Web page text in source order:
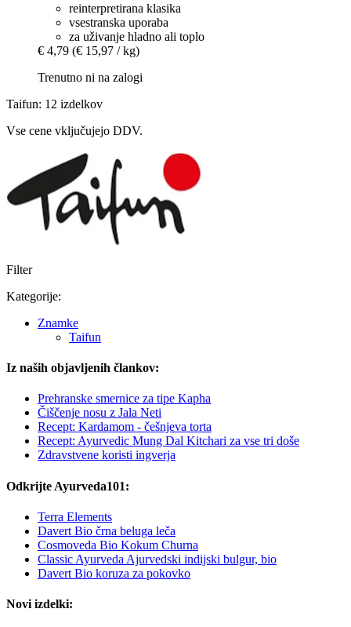
reinterpretirana klasika
vsestranska uporaba
za uživanje hladno ali toplo
€ 4,79 (€ 15,97 / kg)
Trenutno ni na zalogi
Taifun: 12 izdelkov
Vse cene vključujejo DDV.
Filter
Kategorije:
Znamke
Taifun
Iz naših objavljenih člankov:
Prehranske smernice za tipe Kapha
Čiščenje nosu z Jala Neti
Recept: Kardamom - češnjeva torta
Recept: Ayurvedic Mung Dal Kitchari za vse tri doše
Zdravstvene koristi ingverja
Odkrijte Ayurveda101:
Terra Elements
Davert Bio črna beluga leča
Cosmoveda Bio Kokum Churna
Classic Ayurveda Ajurvedski indijski bulgur, bio
Davert Bio koruza za pokovko
Novi izdelki: